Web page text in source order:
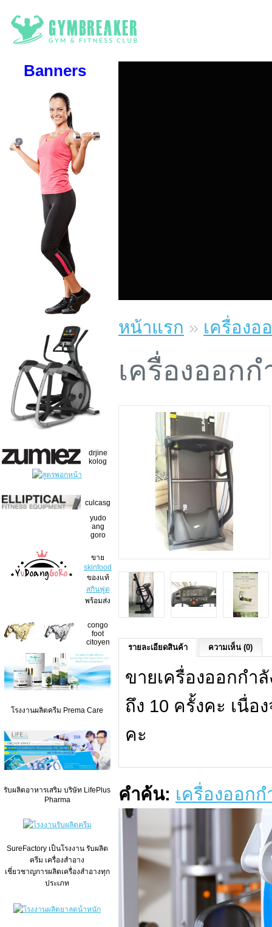
Banners
drjine
kolog
culcasg
yudo
ang
goro
ขาย
skinfood
ของแท้
สกินฟูด
พร้อมส่ง
congo
foot
citoyen
โรงงานผลิตครีม Prema Care
รับผลิตอาหารเสริม บริษัท LifePlus
Pharma
SureFactory เป็นโรงงาน รับผลิต
ครีม เครื่องสำอาง
เชี่ยวชาญการผลิตเครื่องสำอางทุก
ประเภท
หน้าแรก » เครื่องอ
เครื่องออก
รายละเอียดสินค้า ความเห็น (0)
ขายเครื่องออกกำ
ถึง 10 ครั้งคะ เนื่อ
คะ
คำค้น: เครื่องออกก